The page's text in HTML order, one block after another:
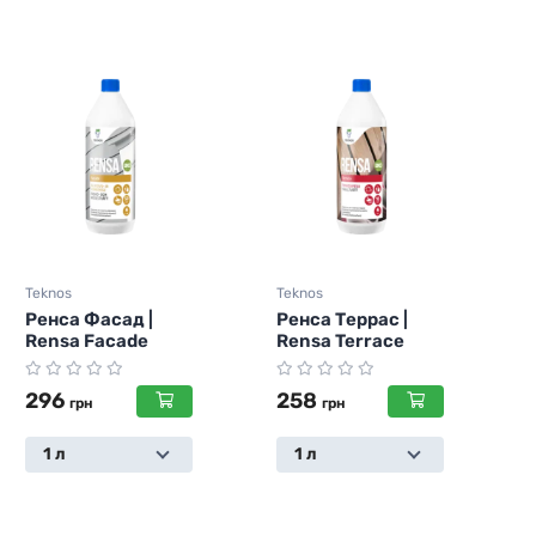
Teknos
Ренса Фасад |
Rensa Facade
296 грн
1 л
Teknos
Ренса Террас |
Rensa Terrace
258 грн
1 л